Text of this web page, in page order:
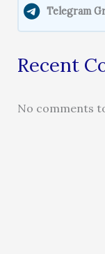
Telegram
Recent
No comments